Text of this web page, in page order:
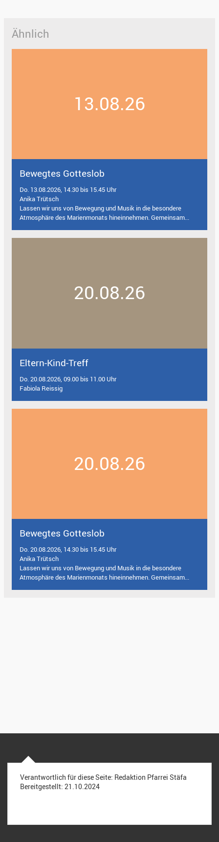
Ähnlich
13.08.26
Bewegtes Gotteslob
Do. 13.08.2026, 14.30 bis 15.45 Uhr
Anika Trütsch
Lassen wir uns von Bewegung und Musik in die besondere
Atmosphäre des Marienmonats hineinnehmen. Gemeinsam...
20.08.26
Eltern-Kind-Treff
Do. 20.08.2026, 09.00 bis 11.00 Uhr
Fabiola Reissig
20.08.26
Bewegtes Gotteslob
Do. 20.08.2026, 14.30 bis 15.45 Uhr
Anika Trütsch
Lassen wir uns von Bewegung und Musik in die besondere
Atmosphäre des Marienmonats hineinnehmen. Gemeinsam...
Verantwortlich für diese Seite: Redaktion Pfarrei Stäfa
Bereitgestellt: 21.10.2024